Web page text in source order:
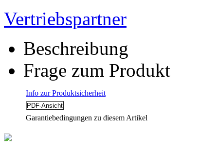
Vertriebspartner
Beschreibung
Frage zum Produkt
Info zur Produktsicherheit
Garantiebedingungen zu diesem Artikel